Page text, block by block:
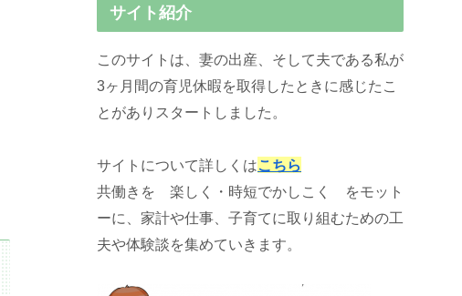
サイト紹介
このサイトは、妻の出産、そして夫である私が
3ヶ月間の育児休暇を取得したときに感じたこ
とがありスタートしました。
サイトについて詳しくはこちら
共働きを 楽しく・時短でかしこく をモット
ーに、家計や仕事、子育てに取り組むための工
夫や体験談を集めていきます。